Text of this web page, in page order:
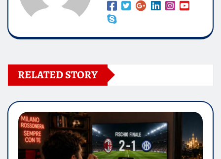
RELATED STORY